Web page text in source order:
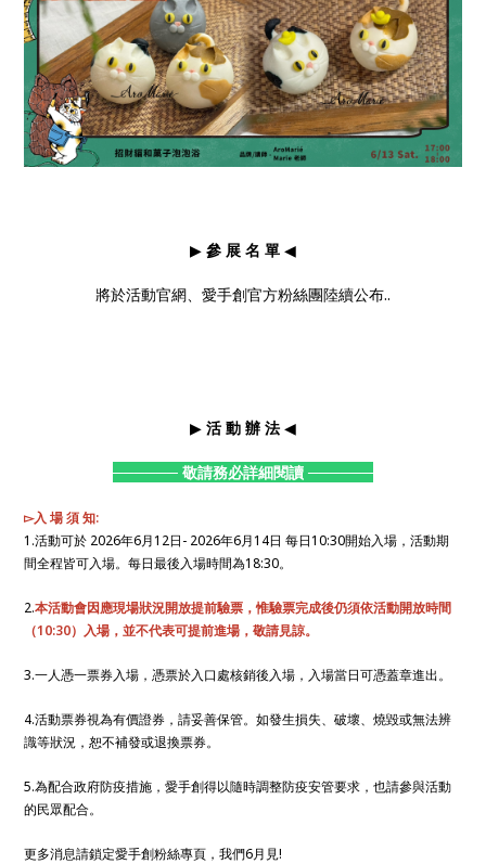
▶ 參 展 名 單 ◀
將於活動官網、愛手創官方粉絲團陸續公布..
▶ 活 動 辦 法 ◀
────── 敬請務必詳細閱讀 ──────
▻入 場 須 知:
1.活動可於 2026年6月12日- 2026年6月14日 每日10:30開始入場，活動期
間全程皆可入場。每日最後入場時間為18:30。
2.本活動會因應現場狀況開放提前驗票，惟驗票完成後仍須依活動開放時間
（10:30）入場，並不代表可提前進場，敬請見諒。
3.一人憑一票券入場，憑票於入口處核銷後入場，入場當日可憑蓋章進出。
4.活動票券視為有價證券，請妥善保管。如發生損失、破壞、燒毀或無法辨
識等狀況，恕不補發或退換票券。
5.為配合政府防疫措施，愛手創得以隨時調整防疫安管要求，也請參與活動
的民眾配合。
更多消息請鎖定愛手創粉絲專頁，我們6月見!